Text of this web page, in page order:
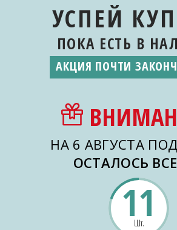
УСПЕЙ
ПОКА ЕСТЬ В
АКЦИЯ ПОЧТИ
НА 6 АВГУСТА
ОСТАЛОСЬ
11
Шт.